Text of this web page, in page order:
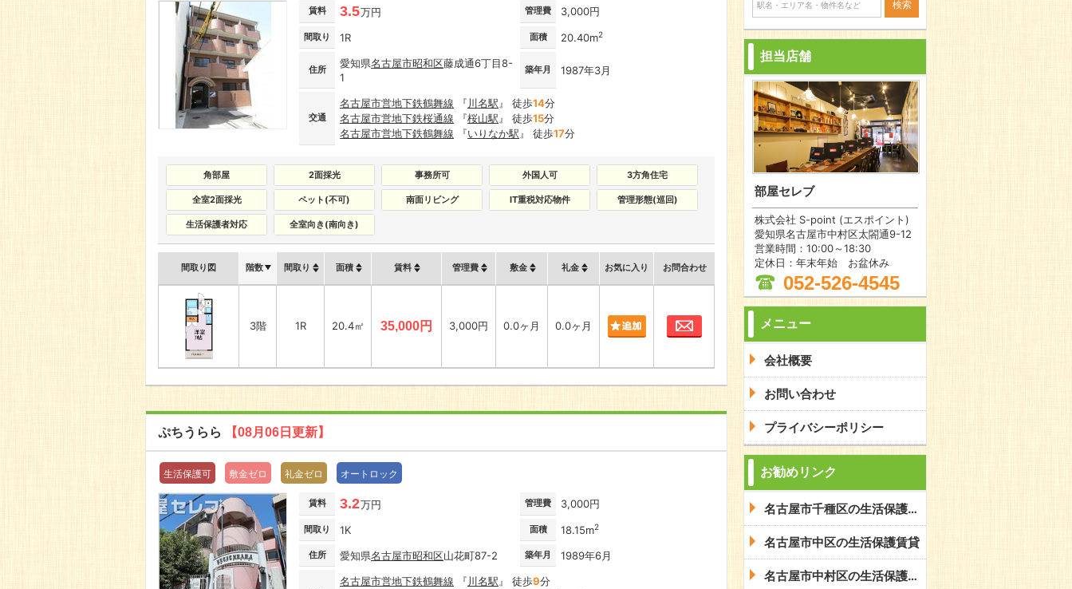
賃料 3.5万円 管理費 3,000円
間取り 1R 面積 20.40m2
住所 愛知県名古屋市昭和区藤成通6丁目8-
1
築年月 1987年3月
交通
名古屋市営地下鉄鶴舞線 『川名駅 』 徒歩14分
名古屋市営地下鉄桜通線 『桜山駅 』 徒歩15分
名古屋市営地下鉄鶴舞線 『いりなか駅 』 徒歩17分
角部屋 2面採光 事務所可 外国人可 3方角住宅
全室2面採光 ペット(不可) 南面リビング IT重税対応物件 管理形態(巡回)
生活保護者対応 全室向き(南向き)
間取り図 階数 間取り 面積 賃料 管理費 敷金 礼金 お気に入り お問合わせ
3階 1R 20.4㎡ 35,000円 3,000円 0.0ヶ月 0.0ヶ月 お問合わせ
ぷちうらら 【08月06日更新】
生活保護可 敷金ゼロ 礼金ゼロ オートロック
賃料 3.2万円 管理費 3,000円
間取り 1K 面積 18.15m2
住所 愛知県名古屋市昭和区山花町87-2 築年月 1989年6月
名古屋市営地下鉄鶴舞線 『川名駅 』 徒歩9分
担当店舗
部屋セレブ
株式会社 S-point (エスポイント)
愛知県名古屋市中村区太閤通9-12
営業時間：10:00～18:30
定休日：年末年始 お盆休み
052-526-4545
メニュー
会社概要
お問い合わせ
プライバシーポリシー
お勧めリンク
名古屋市千種区の生活保護賃貸
名古屋市中区の生活保護賃貸
名古屋市中村区の生活保護賃貸